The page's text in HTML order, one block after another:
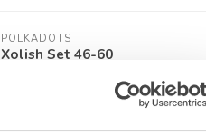
POLKADOTS
Xolish Set 46-60